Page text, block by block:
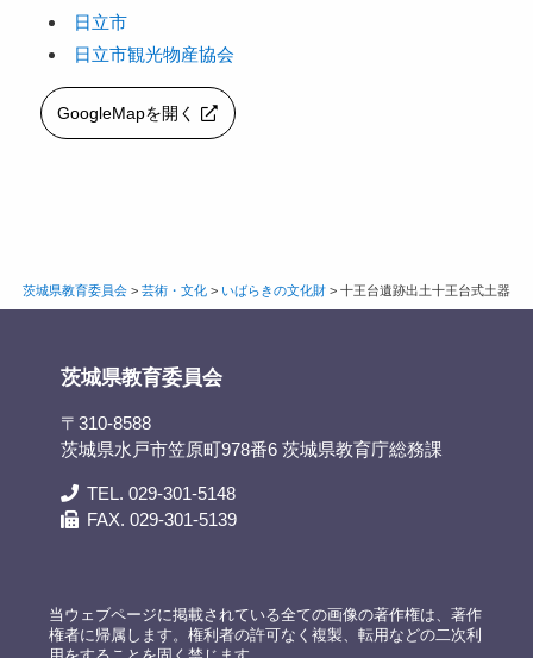
日立市
日立市観光物産協会
GoogleMapを開く
茨城県教育委員会> 芸術・文化> いばらきの文化財> 十王台遺跡出土十王台式土器
茨城県教育委員会
〒310-8588
茨城県水戸市笠原町978番6 茨城県教育庁総務課
TEL. 029-301-5148
FAX. 029-301-5139
当ウェブページに掲載されている全ての画像の著作権は、著作
権者に帰属します。権利者の許可なく複製、転用などの二次利